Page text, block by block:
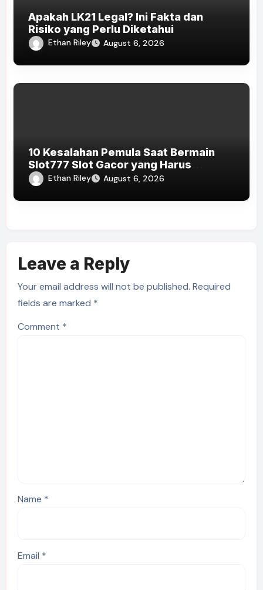
Apakah LK21 Legal? Ini Fakta dan
Risiko yang Perlu Diketahui
Ethan Riley August 6, 2026
10 Kesalahan Pemula Saat Bermain
Slot777 Slot Gacor yang Harus
Dihindari
Ethan Riley August 6, 2026
Leave a Reply
Your email address will not be published. Required
fields are marked *
Comment *
Name *
Email *